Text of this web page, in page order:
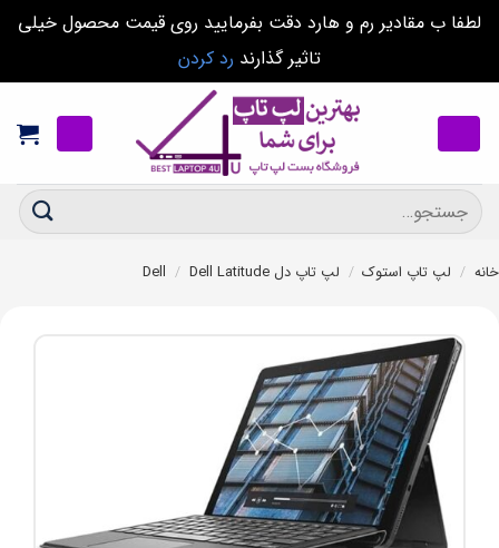
لطفا ب مقادیر رم و هارد دقت بفرمایید روی قیمت محصول خیلی
تاثیر گذارند رد کردن
content
جستجو
برای:
خانه / لپ تاپ استوک / لپ تاپ دل Dell / Dell Latitude